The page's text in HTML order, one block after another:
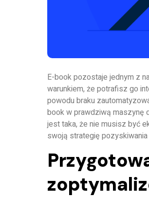
E-book pozostaje jednym z
warunkiem, że potrafisz go
powodu braku
book w prawdziwą maszynę
jest taka, że nie musisz być
swoją strategię